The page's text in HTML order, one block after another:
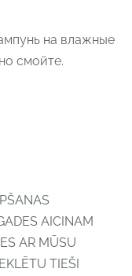
AICINAM
AR MŪSU
TIEŠI
на влажные
смойте.